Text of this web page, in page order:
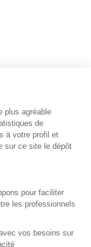
plus agréable
de
à votre profil et
sur ce site le dépôt
pour faciliter
les professionnels
vos besoins sur